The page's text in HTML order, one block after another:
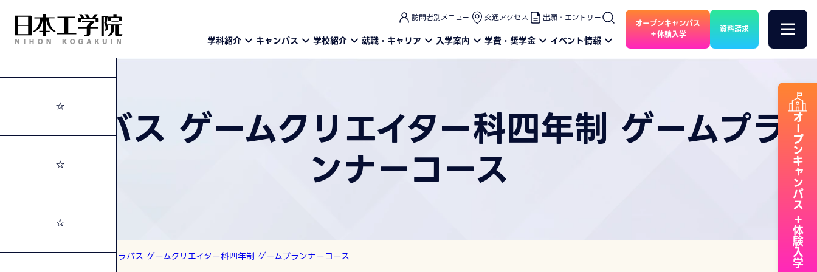
このページの本文へ
訪問者別メニュー 交通アクセス 出願・エントリー
学科紹介 キャンパス 学校紹介 就職・キャリア 入学案内 学費・奨学金 イベント情報
オープンキャンパス
＋体験入学
資料請求
シラバス ゲームクリエイター科四年制 ゲームプラ
ンナーコース
トップ シラバス シラバス ゲームクリエイター科四年制 ゲームプランナーコース
☆
☆
☆
☆
オープンキャンパス
＋体験入学